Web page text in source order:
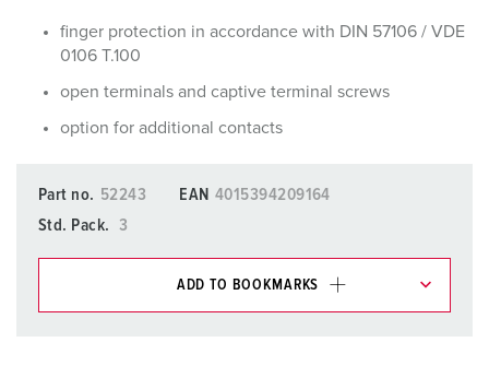
finger protection in accordance with DIN 57106 / VDE
0106 T.100
open terminals and captive terminal screws
option for additional contacts
Part no. 52243 EAN 4015394209164
Std. Pack.
3
ADD TO BOOKMARKS